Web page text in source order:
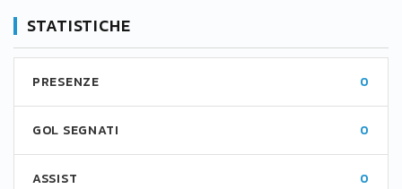
STATISTICHE
PRESENZE 0
GOL SEGNATI 0
ASSIST 0